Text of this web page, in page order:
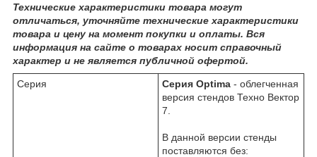
Технические характеристики товара могут
отличаться, уточняйте технические характеристики
товара и цену на момент покупки и оплаты. Вся
информация на сайте о товарах носит справочный
характер и не является публичной офертой.
Серия Серия Optima - облегченная
версия стендов Техно Вектор
7.
В данной версии стенды
поставляются без: